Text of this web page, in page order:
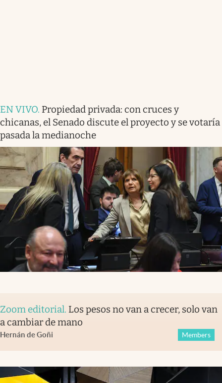
EN VIVO. Propiedad privada: con cruces y
chicanas, el Senado discute el proyecto y se votaría
pasada la medianoche
Zoom editorial. Los pesos no van a crecer, solo van
a cambiar de mano
Hernán de Goñi Members